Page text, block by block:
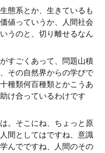
態系とか、生きているも
値っていうか、人間社会
うのと、切り離せるなん
すごくあって、問題山積
その自然界からの学びで
種類何百種類とかこうあ
け合っているわけです
。そこにね、ちょっと原
間としてはですね、意識
んでですね、人間のその